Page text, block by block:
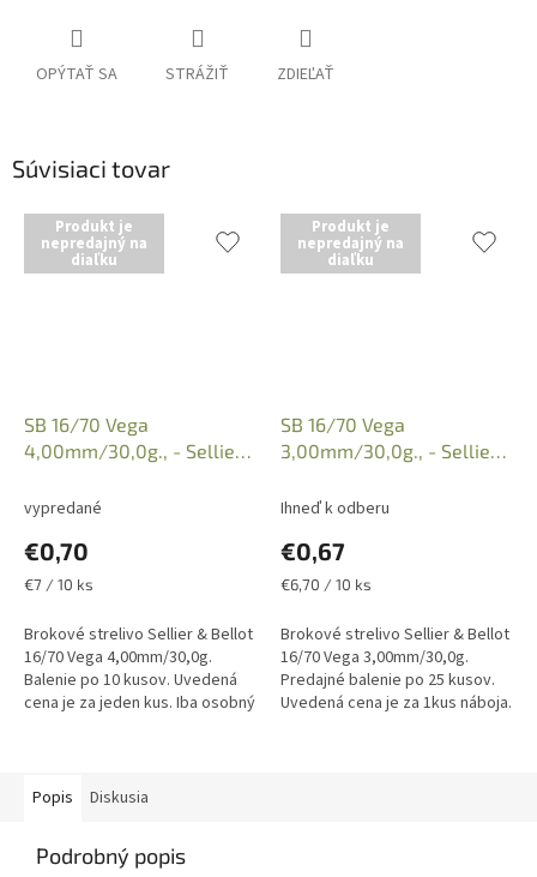
OPÝTAŤ SA STRÁŽIŤ ZDIEĽAŤ
Súvisiaci tovar
Produkt je
nepredajný na
diaľku
SB 16/70 Vega
4,00mm/30,0g., - Sellier
vypredané
€0,70
Jednotková
€7 / 10 ks
Brokové strelivo Sellier & Bellot
16/70 Vega 4,00mm/30,0g.
Balenie po 10 kusov. Uvedená
cena je za jeden kus. Iba osobný
Produkt je
nepredajný na
diaľku
SB 16/70 Vega
3,00mm/30,0g., - Sellier
Ihneď k odberu
€0,67
Jednotková
€6,70 / 10 ks
Brokové strelivo Sellier & Bellot
16/70 Vega 3,00mm/30,0g.
Predajné balenie po 25 kusov.
Uvedená cena je za 1kus náboja.
Popis Diskusia
Podrobný popis